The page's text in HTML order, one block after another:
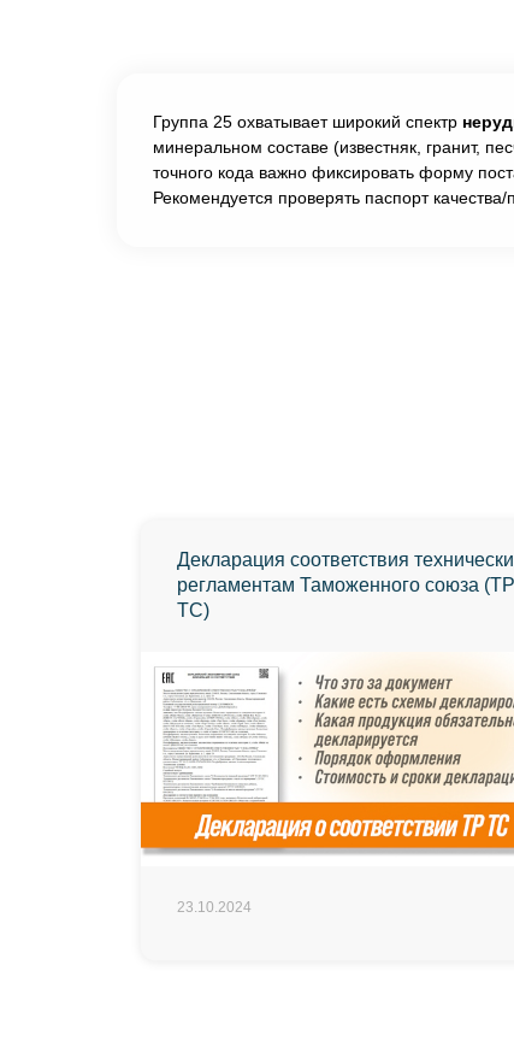
Группа 25 охватывает широкий спектр
минеральном составе (известняк, гранит,
точного кода важно фиксировать форму
Рекомендуется проверять паспорт
Декларация соответствия
регламентам Таможенного союза (ТР
ТС)
23.10.2024